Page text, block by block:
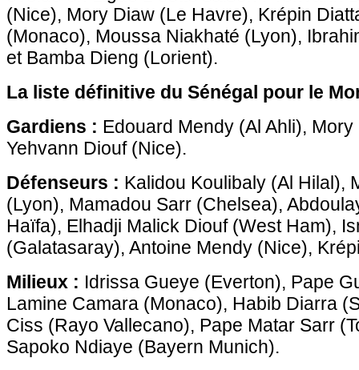
(Nice), Mory Diaw (Le Havre), Krépin
(Monaco), Moussa Niakhaté (Lyon),
et Bamba Dieng (Lorient).
La liste définitive du Sénégal pour le
Gardiens : Edouard Mendy (Al Ahli),
Yehvann Diouf (Nice).
Défenseurs : Kalidou Koulibaly (Al Hilal),
(Lyon), Mamadou Sarr (Chelsea),
Haïfa), Elhadji Malick Diouf (West Ham),
(Galatasaray), Antoine Mendy (Nice),
Milieux : Idrissa Gueye (Everton), Pape
Lamine Camara (Monaco), Habib Diarra
Ciss (Rayo Vallecano), Pape Matar Sarr
Sapoko Ndiaye (Bayern Munich).